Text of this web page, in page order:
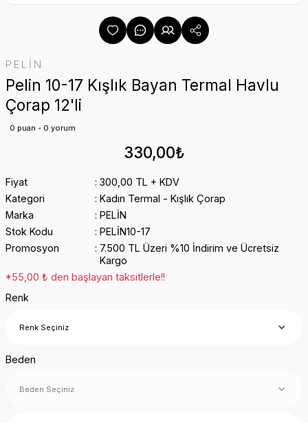
PELİN
Pelin 10-17 Kışlık Bayan Termal Havlu
Çorap 12'li
0 puan - 0 yorum
330,00₺
Fiyat
300,00 TL + KDV
Kategori
Kadın Termal - Kışlık Çorap
Marka
PELİN
Stok Kodu
PELİN10-17
Promosyon
7.500 TL Üzeri %10 İndirim ve Ücretsiz
Kargo
*55,00 ₺ den başlayan taksitlerle!!
Renk
Beden